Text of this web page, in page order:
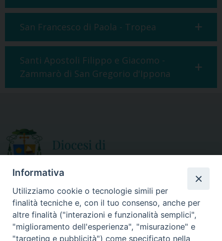
San Francesco di Paola - Tropea
Santi Apostoli Filippo e Giacomo -
Zammarò di San Gregorio d'Ippona
CURIA DIOCESANA
Via Episcopio, 15
89852 MILETO (VV)
ORARIO APERTURA
Mercoledì e Sabato
Informativa
Utilizziamo cookie o tecnologie simili per
finalità tecniche e, con il tuo consenso, anche per
altre finalità ("interazioni e funzionalità semplici",
"miglioramento dell'esperienza", "misurazione" e
"targeting e pubblicità") come specificato nella